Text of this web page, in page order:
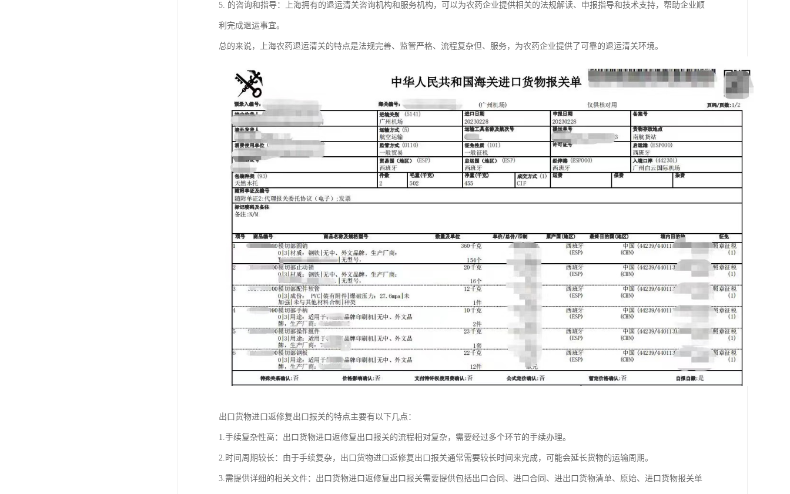
5. 的咨询和指导：上海拥有的退运清关咨询机构和服务机构，可以为农药企业提供相关的法规解读、申报指导和技术支持，帮助企业顺
利完成退运事宜。
总的来说，上海农药退运清关的特点是法规完善、监管严格、流程复杂但、服务，为农药企业提供了可靠的退运清关环境。
出口货物进口返修复出口报关的特点主要有以下几点：
1.手续复杂性高：出口货物进口返修复出口报关的流程相对复杂，需要经过多个环节的手续办理。
2.时间周期较长：由于手续复杂，出口货物进口返修复出口报关通常需要较长时间来完成，可能会延长货物的运输周期。
3.需提供详细的相关文件：出口货物进口返修复出口报关需要提供包括出口合同、进口合同、进出口货物清单、原始、进口货物报关单